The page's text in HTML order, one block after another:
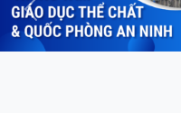
Previous